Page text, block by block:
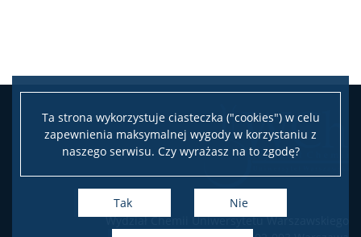
Ta strona wykorzystuje ciasteczka ("cookies") w celu
zapewnienia maksymalnej wygody w korzystaniu z
naszego serwisu. Czy wyrażasz na to zgodę?
Tak Nie
Dokumenty do pobrania
Pracownicy
Intranet
Wydział Chemii Uniwersytetu Warszawskiego